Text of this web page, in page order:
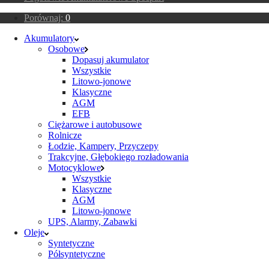
Porównaj: 0
Akumulatory
Osobowe
Dopasuj akumulator
Wszystkie
Litowo-jonowe
Klasyczne
AGM
EFB
Ciężarowe i autobusowe
Rolnicze
Łodzie, Kampery, Przyczepy
Trakcyjne, Głębokiego rozładowania
Motocyklowe
Wszystkie
Klasyczne
AGM
Litowo-jonowe
UPS, Alarmy, Zabawki
Oleje
Syntetyczne
Półsyntetyczne